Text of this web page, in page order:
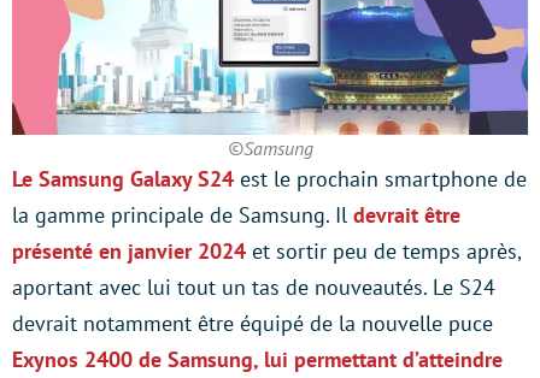
©Samsung
Le Samsung Galaxy S24 est le prochain smartphone de
la gamme principale de Samsung. Il devrait être
présenté en janvier 2024 et sortir peu de temps après,
aportant avec lui tout un tas de nouveautés. Le S24
devrait notamment être équipé de la nouvelle puce
Exynos 2400 de Samsung, lui permettant d’atteindre